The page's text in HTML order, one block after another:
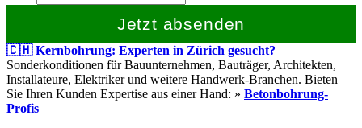
Jetzt absenden
🇨🇭 Kernbohrung: Experten in Zürich gesucht?
Sonderkonditionen für Bauunternehmen, Bauträger, Architekten,
Installateure, Elektriker und weitere Handwerk-Branchen. Bieten
Sie Ihren Kunden Expertise aus einer Hand: » Betonbohrung-
Profis